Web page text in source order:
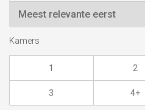
Kamers
1 2
3 4+